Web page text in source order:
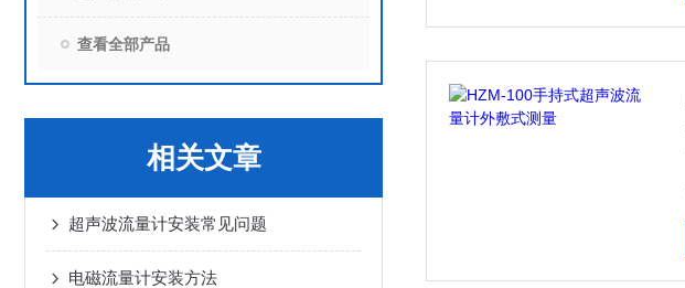
查看全部产品
相关文章
超声波流量计安装常见问题
电磁流量计安装方法